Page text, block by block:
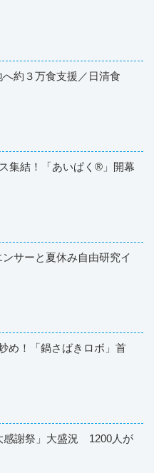
約３万食支援／日清食
集結！「あいぱく®」開幕
ンサーと夏休み自由研究イ
め！「鍋さばきロボ」首
感謝祭」大盛況 1200人が